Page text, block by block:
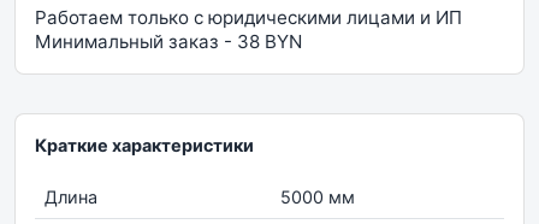
Работаем только с юридическими лицами и ИП
Минимальный заказ - 38 BYN
Краткие характеристики
Длина 5000 мм